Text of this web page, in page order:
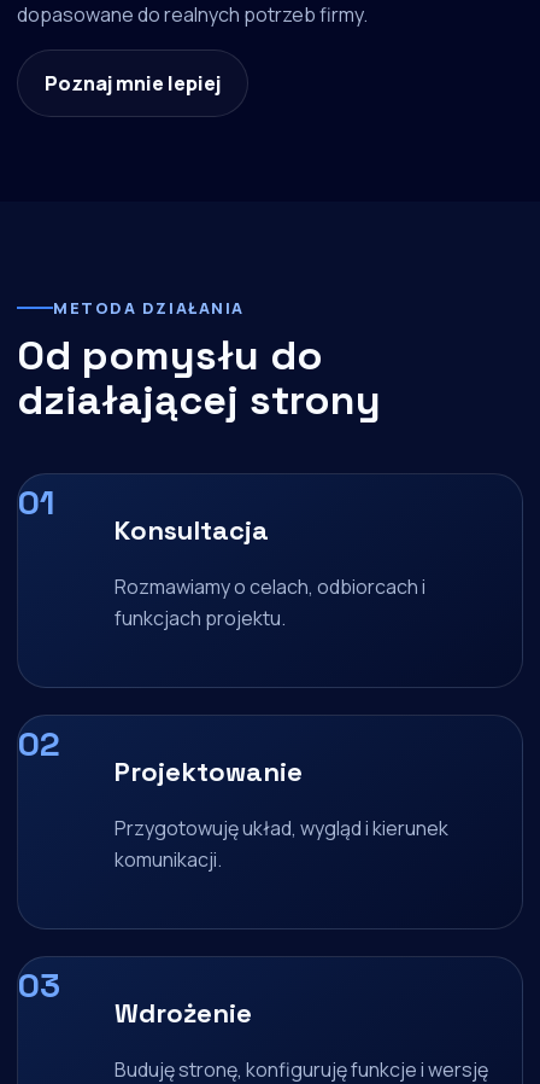
dopasowane do realnych potrzeb firmy.
Poznaj mnie lepiej
METODA DZIAŁANIA
Od pomysłu do
działającej strony
Konsultacja
Rozmawiamy o celach, odbiorcach i
funkcjach projektu.
Projektowanie
Przygotowuję układ, wygląd i kierunek
komunikacji.
Wdrożenie
Buduję stronę, konfiguruję funkcje i wersję